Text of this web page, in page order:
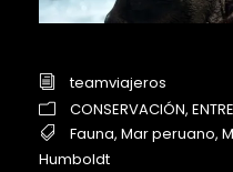
teamviajeros
CONSERVACIÓN,
Fauna, Mar peruano,
Humboldt